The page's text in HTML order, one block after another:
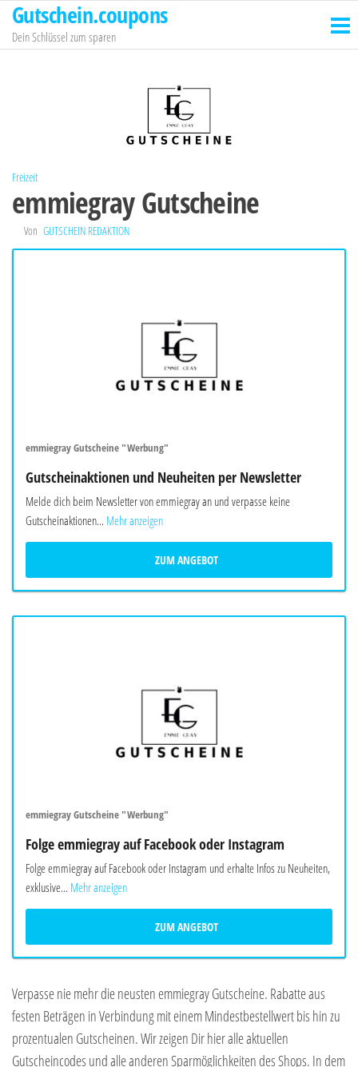
Zum
Inhalt
springen
Gutschein.coupons
Dein Schlüssel zum sparen
Freizeit
emmiegray Gutscheine
Von GUTSCHEIN REDAKTION
emmiegray Gutscheine "Werbung"
Gutscheinaktionen und Neuheiten per Newsletter
Melde dich beim Newsletter von emmiegray an und verpasse keine
Gutscheinaktionen... Mehr anzeigen
ZUM ANGEBOT
emmiegray Gutscheine "Werbung"
Folge emmiegray auf Facebook oder Instagram
Folge emmiegray auf Facebook oder Instagram und erhalte Infos zu Neuheiten,
exklusive... Mehr anzeigen
ZUM ANGEBOT
Verpasse nie mehr die neusten emmiegray Gutscheine. Rabatte aus
festen Beträgen in Verbindung mit einem Mindestbestellwert bis hin zu
prozentualen Gutscheinen. Wir zeigen Dir hier alle aktuellen
Gutscheincodes und alle anderen Sparmöglichkeiten des Shops. In dem